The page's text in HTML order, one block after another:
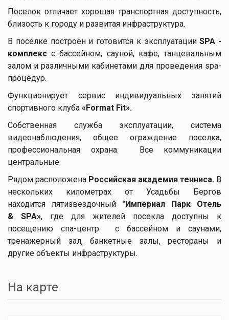
Поселок отличает хорошая транспортная доступность,
близость к городу и развитая инфраструктура.
В поселке построен и готовится к эксплуатацииSPA -
комплекс с бассейном, сауной, кафе, танцевальным
залом и различными кабинетами для проведения spa-
процедур.
Функционирует сервис индивидуальных занятий
спортивного клуба « Format Fit».
Собственная служба эксплуатации, система
видеонаблюдения, общее ограждение поселка,
профессиональная охрана. Все коммуникации
центральные.
Рядом расположена Российская академия тенниса. В
нескольких километрах от Усадьбы Бергов
находится пятизвездочный "Империал Парк Отель
& SPA», где для жителей посекла доступны к
посещению спа-центр с бассейном и саунами,
тренажерный зал, банкетные залы, рестораны и
другие объекты инфраструктуры.
На карте